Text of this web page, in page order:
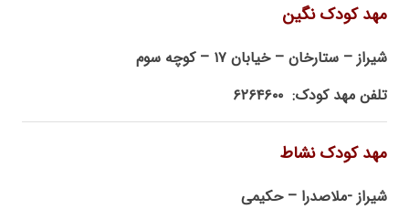
مهد کودک نگین
شیراز – ستارخان – خیابان ۱۷ – کوچه سوم
تلفن مهد کودک: ۶۲۶۴۶۰۰
مهد کودک نشاط
شیراز -ملاصدرا – حکیمی